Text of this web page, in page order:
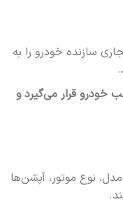
سازنده خودرو را به
خودرو قرار می‌گیرد و
نوع موتور، آپشن‌ها